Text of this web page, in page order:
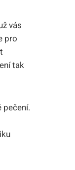
vás
pro
tak
pečení.